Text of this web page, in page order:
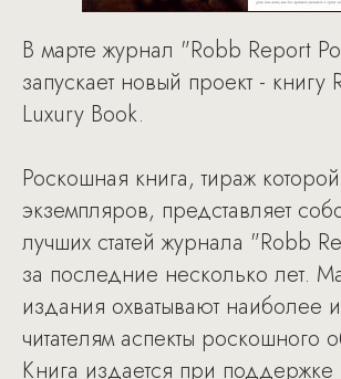
В марте журнал "Robb Report
запускает новый проект -
Luxury Book.
Роскошная книга, тираж
экземпляров, представляет
лучших статей журнала "Robb
за последние несколько лет.
издания охватывают наиболее
читателям аспекты роскошного
Книга издается при поддержке